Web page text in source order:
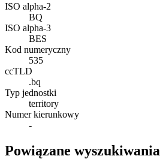
ISO alpha-2
BQ
ISO alpha-3
BES
Kod numeryczny
535
ccTLD
.bq
Typ jednostki
territory
Numer kierunkowy
-
Powiązane wyszukiwania